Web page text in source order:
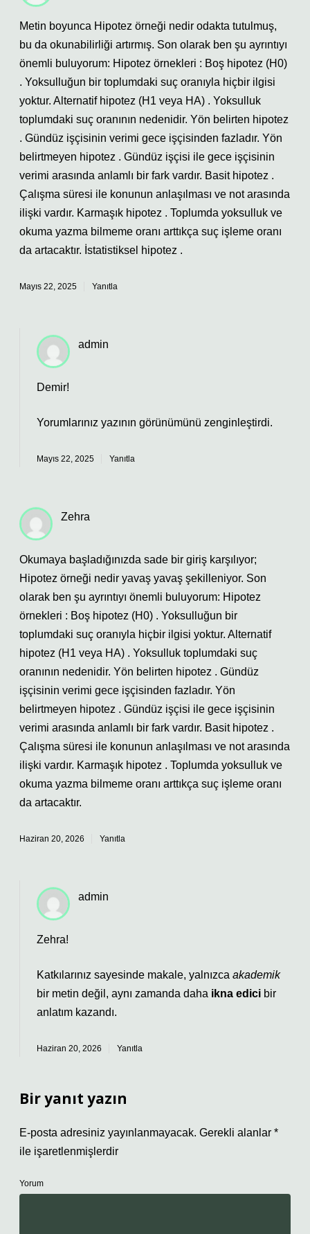
Metin boyunca Hipotez örneği nedir odakta tutulmuş,
bu da okunabilirliği artırmış. Son olarak ben şu ayrıntıyı
önemli buluyorum: Hipotez örnekleri : Boş hipotez (H0)
. Yoksulluğun bir toplumdaki suç oranıyla hiçbir ilgisi
yoktur. Alternatif hipotez (H1 veya HA) . Yoksulluk
toplumdaki suç oranının nedenidir. Yön belirten hipotez
. Gündüz işçisinin verimi gece işçisinden fazladır. Yön
belirtmeyen hipotez . Gündüz işçisi ile gece işçisinin
verimi arasında anlamlı bir fark vardır. Basit hipotez .
Çalışma süresi ile konunun anlaşılması ve not arasında
ilişki vardır. Karmaşık hipotez . Toplumda yoksulluk ve
okuma yazma bilmeme oranı arttıkça suç işleme oranı
da artacaktır. İstatistiksel hipotez .
Mayıs 22, 2025 Yanıtla
admin
Demir!
Yorumlarınız yazının görünümünü zenginleştirdi.
Mayıs 22, 2025 Yanıtla
Zehra
Okumaya başladığınızda sade bir giriş karşılıyor;
Hipotez örneği nedir yavaş yavaş şekilleniyor. Son
olarak ben şu ayrıntıyı önemli buluyorum: Hipotez
örnekleri : Boş hipotez (H0) . Yoksulluğun bir
toplumdaki suç oranıyla hiçbir ilgisi yoktur. Alternatif
hipotez (H1 veya HA) . Yoksulluk toplumdaki suç
oranının nedenidir. Yön belirten hipotez . Gündüz
işçisinin verimi gece işçisinden fazladır. Yön
belirtmeyen hipotez . Gündüz işçisi ile gece işçisinin
verimi arasında anlamlı bir fark vardır. Basit hipotez .
Çalışma süresi ile konunun anlaşılması ve not arasında
ilişki vardır. Karmaşık hipotez . Toplumda yoksulluk ve
okuma yazma bilmeme oranı arttıkça suç işleme oranı
da artacaktır.
Haziran 20, 2026 Yanıtla
admin
Zehra!
Katkılarınız sayesinde makale, yalnızca akademik
bir metin değil, aynı zamanda daha ikna edici bir
anlatım kazandı.
Haziran 20, 2026 Yanıtla
Bir yanıt yazın
E-posta adresiniz yayınlanmayacak. Gerekli alanlar *
ile işaretlenmişlerdir
Yorum